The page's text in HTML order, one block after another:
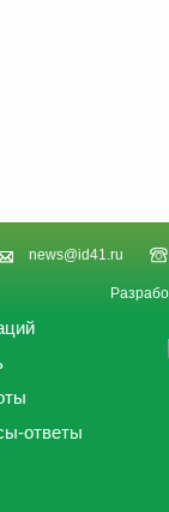
news@id41.ru
ответы